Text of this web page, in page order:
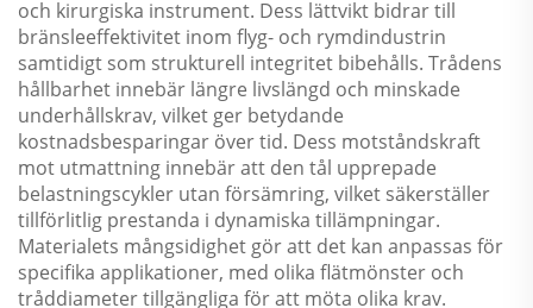
och kirurgiska instrument. Dess lättvikt bidrar till
bränsleeffektivitet inom flyg- och rymdindustrin
samtidigt som strukturell integritet bibehålls. Trådens
hållbarhet innebär längre livslängd och minskade
underhållskrav, vilket ger betydande
kostnadsbesparingar över tid. Dess motståndskraft
mot utmattning innebär att den tål upprepade
belastningscykler utan försämring, vilket säkerställer
tillförlitlig prestanda i dynamiska tillämpningar.
Materialets mångsidighet gör att det kan anpassas för
specifika applikationer, med olika flätmönster och
tråddiameter tillgängliga för att möta olika krav.